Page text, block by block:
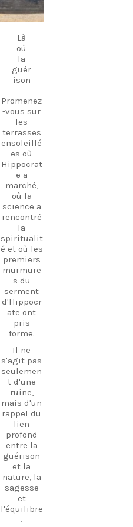
dans un
cadre
chargé
d'histoire.
De
nombreux
soirs, la
grecque
jouée en
direct
emplit
l'air,
créant
une
atmosphè
re
magique
que l'on
ne
retrouve
nulle part
ailleurs à
Kos.
Promenez
-vous
parmi les
ruines,
visitez le
petit
musée et
découvrez
l'hospitali
té
authentiq
ue de l'île
dans un
lieu où
l'histoire
et la
tradition
se
rencontre
nt.
Si vous
recherche
z une
expérienc
18
septembre
Là
où
la
guér
ison
Promenez
-vous sur
les
terrasses
ensoleillé
es où
Hippocrat
e a
marché,
où la
science a
rencontré
la
spiritualit
é et où les
premiers
murmure
s du
serment
d'Hippocr
ate ont
pris
forme.
Il ne
s'agit pas
seulemen
t d'une
ruine,
mais d'un
rappel du
lien
profond
entre la
guérison
et la
nature, la
sagesse
et
l'équilibre
.